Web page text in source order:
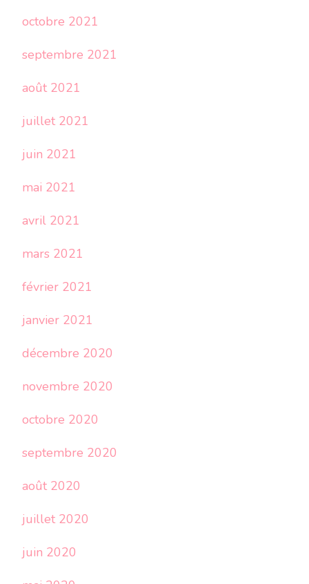
octobre 2021
septembre 2021
août 2021
juillet 2021
juin 2021
mai 2021
avril 2021
mars 2021
février 2021
janvier 2021
décembre 2020
novembre 2020
octobre 2020
septembre 2020
août 2020
juillet 2020
juin 2020